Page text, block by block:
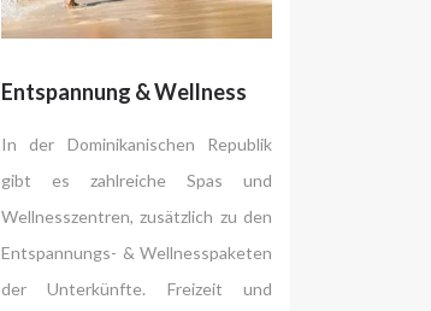
Entspannung & Wellness
In der Dominikanischen Republik
gibt es zahlreiche Spas und
Wellnesszentren, zusätzlich zu den
Entspannungs- & Wellnesspaketen
der Unterkünfte. Freizeit und